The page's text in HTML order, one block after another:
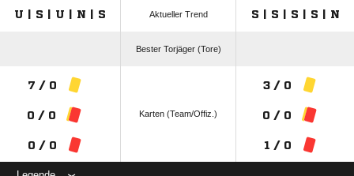
U | S | U | N | S Aktueller Trend S | S | S | S | N
Bester Torjäger (Tore)
7 / 0
0 / 0
0 / 0
Karten (Team/Offiz.)
3 / 0
0 / 0
1 / 0